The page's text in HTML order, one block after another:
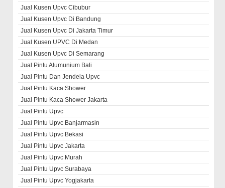
Jual Kusen Upvc Cibubur
Jual Kusen Upvc Di Bandung
Jual Kusen Upvc Di Jakarta Timur
Jual Kusen UPVC Di Medan
Jual Kusen Upvc Di Semarang
Jual Pintu Alumunium Bali
Jual Pintu Dan Jendela Upvc
Jual Pintu Kaca Shower
Jual Pintu Kaca Shower Jakarta
Jual Pintu Upvc
Jual Pintu Upvc Banjarmasin
Jual Pintu Upvc Bekasi
Jual Pintu Upvc Jakarta
Jual Pintu Upvc Murah
Jual Pintu Upvc Surabaya
Jual Pintu Upvc Yogjakarta